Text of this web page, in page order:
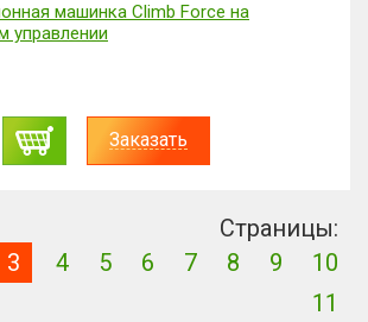
машинка Climb Force на
управлении
Заказать
Страницы:
3 4 5 6 7 8 9
10
11